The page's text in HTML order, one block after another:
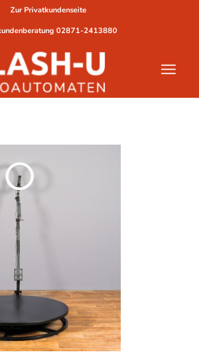
Zur Privatkundenseite
02871-2413880